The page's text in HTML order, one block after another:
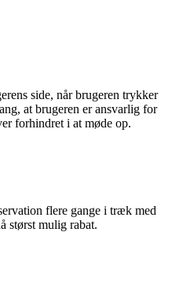
side, når brugeren trykker
at brugeren er ansvarlig for
forhindret i at møde op.
flere gange i træk med
størst mulig rabat.